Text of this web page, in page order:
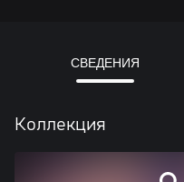
СВЕДЕНИЯ
Коллекция